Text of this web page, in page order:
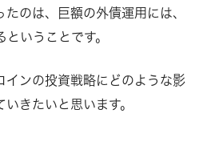
のは、巨額の外債運用には、
いうことです。
インの投資戦略にどのような影
きたいと思います。